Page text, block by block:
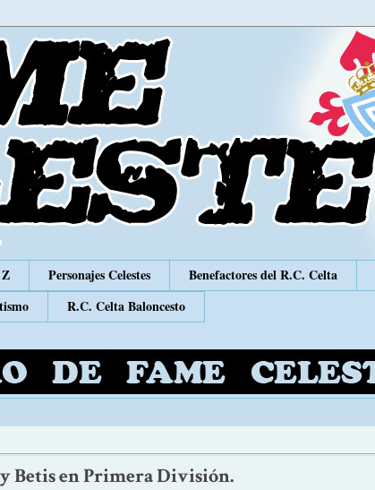
Personajes Celestes Benefactores del R.C. Celta
R.C. Celta Baloncesto
Betis en Primera División.